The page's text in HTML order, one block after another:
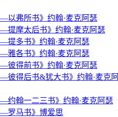
以弗所书》约翰·麦克阿瑟
提摩太后书》约翰·麦克阿瑟
提多书》约翰·麦克阿瑟
雅各书》约翰·麦克阿瑟
彼得前书》约翰·麦克阿瑟
彼得后书&犹大书》约翰·麦克
约翰一二三书》约翰·麦克阿瑟
罗马书》博爱思